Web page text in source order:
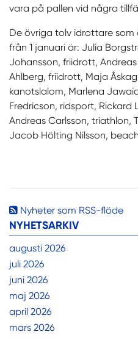
Nyheter som RSS-flöde
NYHETSARKIV
augusti 2026
juli 2026
juni 2026
maj 2026
april 2026
mars 2026
vara på pallen vid några
De övriga tolv idrottare som
från 1 januari är: Julia
Johansson, friidrott,
Ahlberg, friidrott, Maja
kanotslalom, Marlena
Fredricson, ridsport, Rickard
Andreas Carlsson, triathlon,
Jacob Hölting Nilsson,